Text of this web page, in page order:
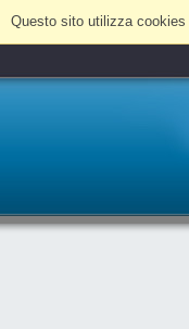
Questo sito utilizza cookies